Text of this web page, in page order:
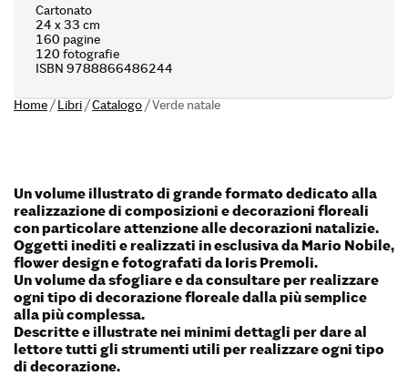
Cartonato
24 x 33 cm
160 pagine
120 fotografie
ISBN 9788866486244
Home/Libri/Catalogo/Verde natale
Un volume illustrato di grande formato dedicato alla
realizzazione di composizioni e decorazioni floreali
con particolare attenzione alle decorazioni natalizie.
Oggetti inediti e realizzati in esclusiva da Mario Nobile,
flower design e fotografati da Ioris Premoli.
Un volume da sfogliare e da consultare per realizzare
ogni tipo di decorazione floreale dalla più semplice
alla più complessa.
Descritte e illustrate nei minimi dettagli per dare al
lettore tutti gli strumenti utili per realizzare ogni tipo
di decorazione.